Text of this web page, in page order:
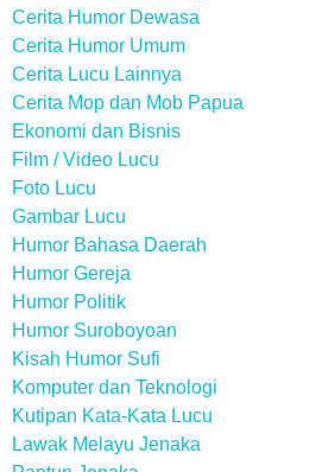
Cerita Humor Dewasa
Cerita Humor Umum
Cerita Lucu Lainnya
Cerita Mop dan Mob Papua
Ekonomi dan Bisnis
Film / Video Lucu
Foto Lucu
Gambar Lucu
Humor Bahasa Daerah
Humor Gereja
Humor Politik
Humor Suroboyoan
Kisah Humor Sufi
Komputer dan Teknologi
Kutipan Kata-Kata Lucu
Lawak Melayu Jenaka